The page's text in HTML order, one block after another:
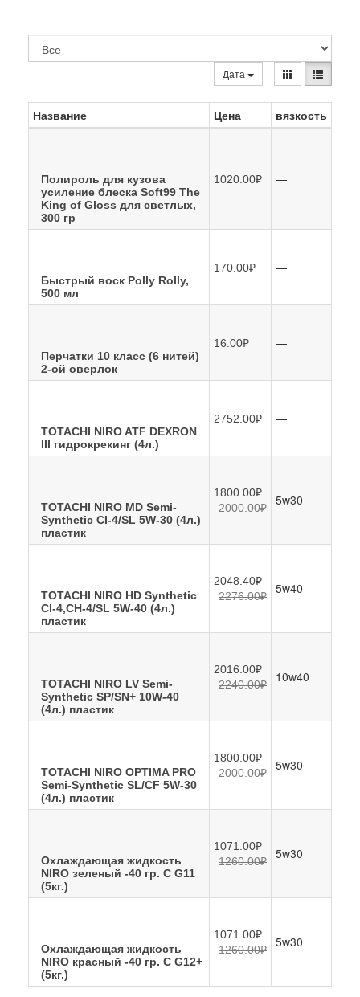
Дата
Название Цена вязкость
Полироль для кузова
усиление блеска Soft99 The
King of Gloss для светлых,
300 гр
1020.00₽ —
Быстрый воск Polly Rolly,
500 мл
170.00₽ —
Перчатки 10 класс (6 нитей)
2-ой оверлок
16.00₽ —
TOTACHI NIRO ATF DEXRON
III гидрокрекинг (4л.)
2752.00₽ —
TOTACHI NIRO MD Semi-
Synthetic CI-4/SL 5W-30 (4л.)
пластик
1800.00₽
2000.00₽
5w30
TOTACHI NIRO HD Synthetic
CI-4,CH-4/SL 5W-40 (4л.)
пластик
2048.40₽
2276.00₽
5w40
TOTACHI NIRO LV Semi-
Synthetic SP/SN+ 10W-40
(4л.) пластик
2016.00₽
2240.00₽
10w40
TOTACHI NIRO OPTIMA PRO
Semi-Synthetic SL/CF 5W-30
(4л.) пластик
1800.00₽
2000.00₽
5w30
Охлаждающая жидкость
NIRO зеленый -40 гр. С G11
(5кг.)
1071.00₽
1260.00₽
5w30
Охлаждающая жидкость
NIRO красный -40 гр. С G12+
(5кг.)
1071.00₽
1260.00₽
5w30